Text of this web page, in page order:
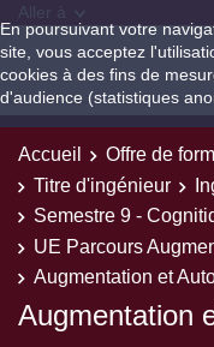
En poursuivant votre
site, vous acceptez
cookies à des fins de
d'audience (statistiques
Aller à
Accueil
Offre de
Titre d'ingénieur
Semestre 9 -
UE Parcours
Augmentation et
Augmentation